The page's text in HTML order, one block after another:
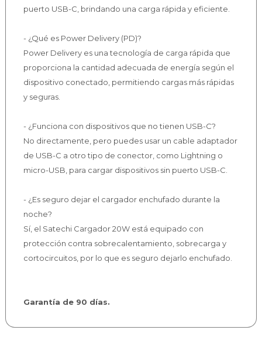
puerto USB-C, brindando una carga rápida y eficiente.
- ¿Qué es Power Delivery (PD)?
Power Delivery es una tecnología de carga rápida que
proporciona la cantidad adecuada de energía según el
dispositivo conectado, permitiendo cargas más rápidas
y seguras.
- ¿Funciona con dispositivos que no tienen USB-C?
No directamente, pero puedes usar un cable adaptador
de USB-C a otro tipo de conector, como Lightning o
micro-USB, para cargar dispositivos sin puerto USB-C.
- ¿Es seguro dejar el cargador enchufado durante la
noche?
Sí, el Satechi Cargador 20W está equipado con
protección contra sobrecalentamiento, sobrecarga y
cortocircuitos, por lo que es seguro dejarlo enchufado.
Garantía de 90 días.